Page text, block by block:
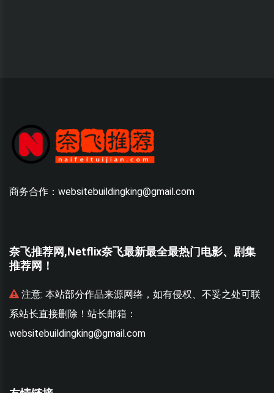
商务合作：websitebuildingking@gmail.com
奈飞推荐网,Netflix奈飞最新最全最热门电影、剧集
推荐网！
注意: 本站部分作品来源网络，如有侵权、不妥之处可联
系站长直接删除！站长邮箱：
websitebuildingking@gmail.com